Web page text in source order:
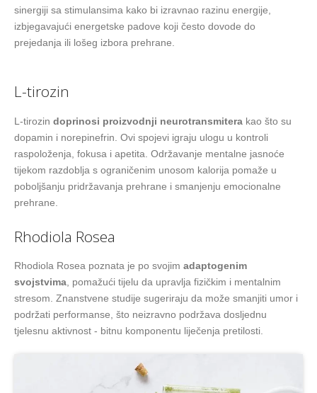
sinergiji sa stimulansima kako bi izravnao razinu energije,
izbjegavajući energetske padove koji često dovode do
prejedanja ili lošeg izbora prehrane.
L-tirozin
L-tirozin doprinosi proizvodnji neurotransmitera kao što su
dopamin i norepinefrin. Ovi spojevi igraju ulogu u kontroli
raspoloženja, fokusa i apetita. Održavanje mentalne jasnoće
tijekom razdoblja s ograničenim unosom kalorija pomaže u
poboljšanju pridržavanja prehrane i smanjenju emocionalne
prehrane.
Rhodiola Rosea
Rhodiola Rosea poznata je po svojim adaptogenim
svojstvima, pomažući tijelu da upravlja fizičkim i mentalnim
stresom. Znanstvene studije sugeriraju da može smanjiti umor i
podržati performanse, što neizravno podržava dosljednu
tjelesnu aktivnost - bitnu komponentu liječenja pretilosti.